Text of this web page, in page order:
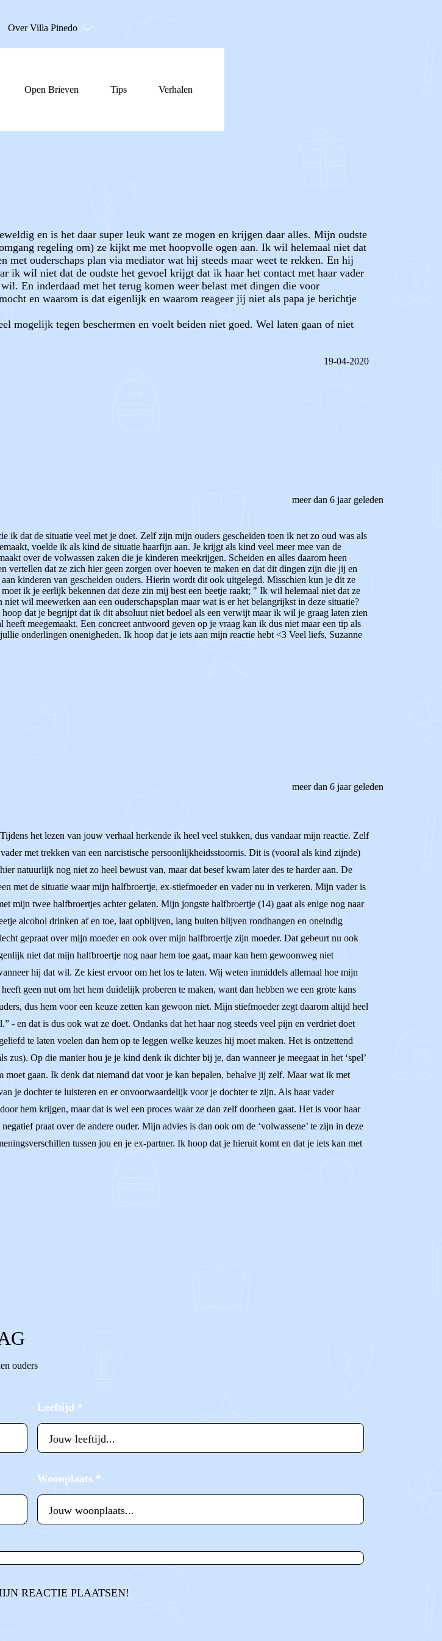
Over Villa Pinedo
Open Brieven Tips Verhalen
en is het daar super leuk want ze mogen en krijgen daar alles. Mijn oudste
regeling om) ze kijkt me met hoopvolle ogen aan. Ik wil helemaal niet dat
ouderschaps plan via mediator wat hij steeds maar weet te rekken. En hij
ik wil niet dat de oudste het gevoel krijgt dat ik haar het contact met haar vader
En inderdaad met het terug komen weer belast met dingen die voor
en waarom is dat eigenlijk en waarom reageer jij niet als papa je berichtje
mogelijk tegen beschermen en voelt beiden niet goed. Wel laten gaan of niet
19-04-2020
meer dan 6 jaar geleden
ik dat de situatie veel met je doet. Zelf zijn mijn ouders gescheiden toen ik net zo oud was als
voelde ik als kind de situatie haarfijn aan. Je krijgt als kind veel meer mee van de
over de volwassen zaken die je kinderen meekrijgen. Scheiden en alles daarom heen
dat ze zich hier geen zorgen over hoeven te maken en dat dit dingen zijn die jij en
kinderen van gescheiden ouders. Hierin wordt dit ook uitgelegd. Misschien kun je dit ze
ik je eerlijk bekennen dat deze zin mij best een beetje raakt; " Ik wil helemaal niet dat ze
wil meewerken aan een ouderschapsplan maar wat is er het belangrijkst in deze situatie?
dat je begrijpt dat ik dit absoluut niet bedoel als een verwijt maar ik wil je graag laten zien
meegemaakt. Een concreet antwoord geven op je vraag kan ik dus niet maar een tip als
onderlingen onenigheden. Ik hoop dat je iets aan mijn reactie hebt <3 Veel liefs, Suzanne
meer dan 6 jaar geleden
het lezen van jouw verhaal herkende ik heel veel stukken, dus vandaar mijn reactie. Zelf
met trekken van een narcistische persoonlijkheidsstoornis. Dit is (vooral als kind zijnde)
natuurlijk nog niet zo heel bewust van, maar dat besef kwam later des te harder aan. De
met de situatie waar mijn halfbroertje, ex-stiefmoeder en vader nu in verkeren. Mijn vader is
mijn twee halfbroertjes achter gelaten. Mijn jongste halfbroertje (14) gaat als enige nog naar
alcohol drinken af en toe, laat opblijven, lang buiten blijven rondhangen en oneindig
gepraat over mijn moeder en ook over mijn halfbroertje zijn moeder. Dat gebeurt nu ook
niet dat mijn halfbroertje nog naar hem toe gaat, maar kan hem gewoonweg niet
hij dat wil. Ze kiest ervoor om het los te laten. Wij weten inmiddels allemaal hoe mijn
geen nut om het hem duidelijk proberen te maken, want dan hebben we een grote kans
dus hem voor een keuze zetten kan gewoon niet. Mijn stiefmoeder zegt daarom altijd heel
en dat is dus ook wat ze doet. Ondanks dat het haar nog steeds veel pijn en verdriet doet
te laten voelen dan hem op te leggen welke keuzes hij moet maken. Het is ontzettend
Op die manier hou je je kind denk ik dichter bij je, dan wanneer je meegaat in het ‘spel’
gaan. Ik denk dat niemand dat voor je kan bepalen, behalve jij zelf. Maar wat ik met
je dochter te luisteren en er onvoorwaardelijk voor je dochter te zijn. Als haar vader
hem krijgen, maar dat is wel een proces waar ze dan zelf doorheen gaat. Het is voor haar
praat over de andere ouder. Mijn advies is dan ook om de ‘volwassene’ te zijn in deze
tussen jou en je ex-partner. Ik hoop dat je hieruit komt en dat je iets kan met
ouders
Leeftijd *
Woonplaats *
REACTIE PLAATSEN!